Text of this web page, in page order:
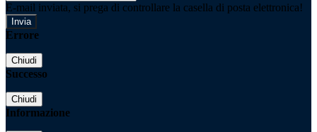
E-mail inviata, si prega di controllare la casella di posta elettronica!
Errore
Chiudi
Successo
Chiudi
Informazione